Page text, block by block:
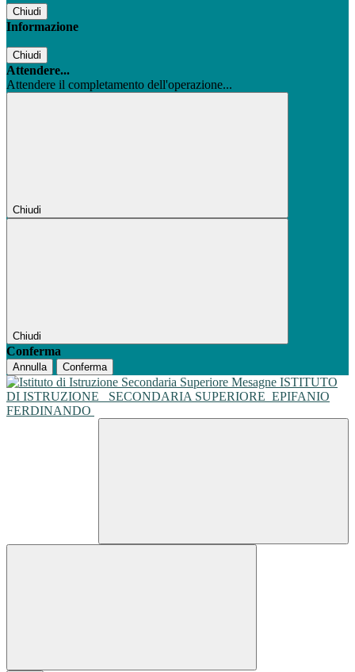
Chiudi
Informazione
Chiudi
Attendere...
Attendere il completamento dell'operazione...
Chiudi
Chiudi
Conferma
Annulla Conferma
ISTITUTO
DI ISTRUZIONE
SECONDARIA SUPERIORE EPIFANIO
FERDINANDO